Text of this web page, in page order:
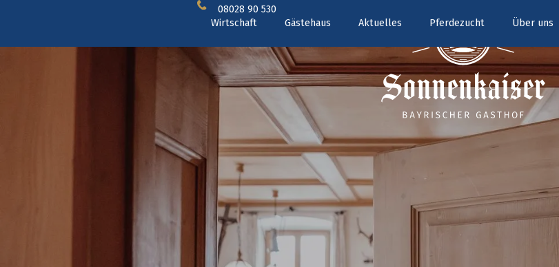
Wirtschaft Gästehaus Aktuelles Pferdezucht Über uns
08028 90 530